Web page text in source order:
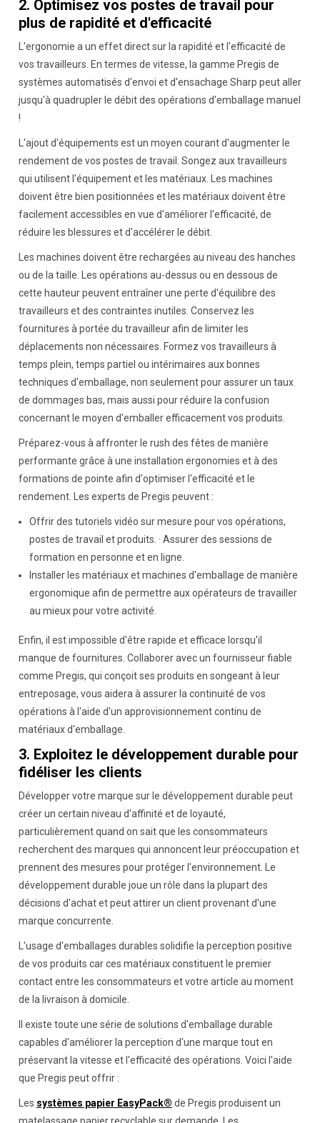
2. Optimisez vos postes de travail pour
plus de rapidité et d'efficacité
L'ergonomie a un effet direct sur la rapidité et l'efficacité de
vos travailleurs. En termes de vitesse, la gamme Pregis de
systèmes automatisés d'envoi et d'ensachage Sharp peut aller
jusqu'à quadrupler le débit des opérations d'emballage manuel
!
L'ajout d'équipements est un moyen courant d'augmenter le
rendement de vos postes de travail. Songez aux travailleurs
qui utilisent l'équipement et les matériaux. Les machines
doivent être bien positionnées et les matériaux doivent être
facilement accessibles en vue d'améliorer l'efficacité, de
réduire les blessures et d'accélérer le débit.
Les machines doivent être rechargées au niveau des hanches
ou de la taille. Les opérations au-dessus ou en dessous de
cette hauteur peuvent entraîner une perte d'équilibre des
travailleurs et des contraintes inutiles. Conservez les
fournitures à portée du travailleur afin de limiter les
déplacements non nécessaires. Formez vos travailleurs à
temps plein, temps partiel ou intérimaires aux bonnes
techniques d'emballage, non seulement pour assurer un taux
de dommages bas, mais aussi pour réduire la confusion
concernant le moyen d'emballer efficacement vos produits.
Préparez-vous à affronter le rush des fêtes de manière
performante grâce à une installation ergonomies et à des
formations de pointe afin d'optimiser l'efficacité et le
rendement. Les experts de Pregis peuvent :
Offrir des tutoriels vidéo sur mesure pour vos opérations,
postes de travail et produits. · Assurer des sessions de
formation en personne et en ligne.
Installer les matériaux et machines d'emballage de manière
ergonomique afin de permettre aux opérateurs de travailler
au mieux pour votre activité.
Enfin, il est impossible d'être rapide et efficace lorsqu'il
manque de fournitures. Collaborer avec un fournisseur fiable
comme Pregis, qui conçoit ses produits en songeant à leur
entreposage, vous aidera à assurer la continuité de vos
opérations à l'aide d'un approvisionnement continu de
matériaux d'emballage.
3. Exploitez le développement durable pour
fidéliser les clients
Développer votre marque sur le développement durable peut
créer un certain niveau d'affinité et de loyauté,
particulièrement quand on sait que les consommateurs
recherchent des marques qui annoncent leur préoccupation et
prennent des mesures pour protéger l'environnement. Le
développement durable joue un rôle dans la plupart des
décisions d'achat et peut attirer un client provenant d'une
marque concurrente.
L'usage d'emballages durables solidifie la perception positive
de vos produits car ces matériaux constituent le premier
contact entre les consommateurs et votre article au moment
de la livraison à domicile.
Il existe toute une série de solutions d'emballage durable
capables d'améliorer la perception d'une marque tout en
préservant la vitesse et l'efficacité des opérations. Voici l'aide
que Pregis peut offrir :
Les systèmes papier EasyPack® de Pregis produisent un